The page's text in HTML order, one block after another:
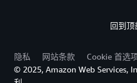
回到顶
隐私 网站条款
Cookie 首选
© 2025, Amazon Web Services,